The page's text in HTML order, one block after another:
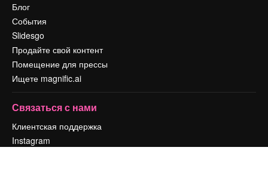
Блог
События
Slidesgo
Продайте свой контент
Помещение для прессы
Ищете magnific.ai
Связаться с нами
Клиентская поддержка
Instagram